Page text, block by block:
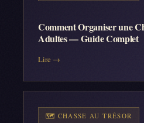
Comment Organiser une
Adultes — Guide Complet
Lire →
🗺️ CHASSE AU TRÉSOR